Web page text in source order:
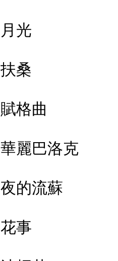
月光
扶桑
賦格曲
華麗巴洛克
夜的流蘇
花事